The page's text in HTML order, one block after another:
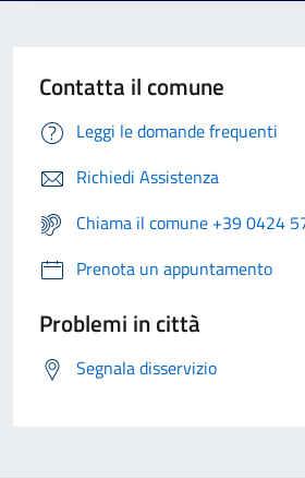
Contatta il comune
Leggi le domande frequenti
Richiedi Assistenza
Chiama il comune +39 0424
Prenota un appuntamento
Problemi in città
Segnala disservizio